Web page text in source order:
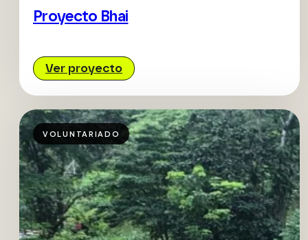
Proyecto Bhai
Ver proyecto
VOLUNTARIADO